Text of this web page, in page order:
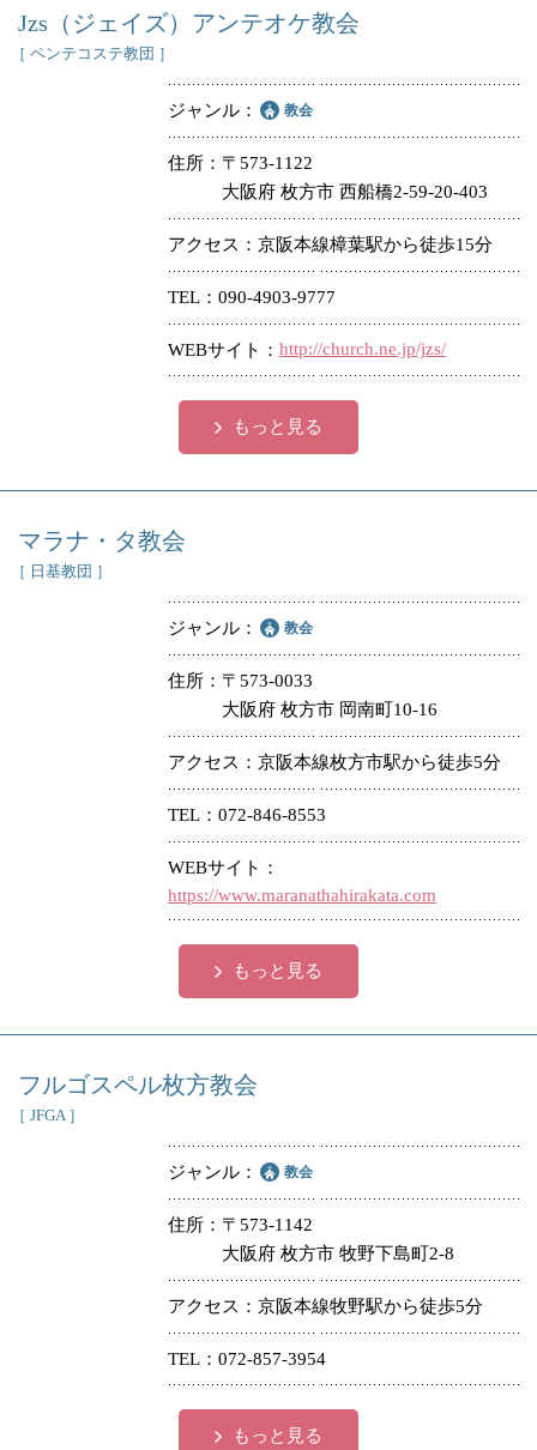
Jzs（ジェイズ）アンテオケ教会
［ ペンテコステ教団 ］
ジャンル 教会
住所
〒573-1122
大阪府 枚方市 西船橋2-59-20-403
アクセス 京阪本線樟葉駅から徒歩15分
TEL 090-4903-9777
WEBサイト http://church.ne.jp/jzs/
もっと見る
マラナ・タ教会
［ 日基教団 ］
ジャンル 教会
住所
〒573-0033
大阪府 枚方市 岡南町10-16
アクセス 京阪本線枚方市駅から徒歩5分
TEL 072-846-8553
WEBサイト
https://www.maranathahirakata.com
もっと見る
フルゴスペル枚方教会
［ JFGA ］
ジャンル 教会
住所
〒573-1142
大阪府 枚方市 牧野下島町2-8
アクセス 京阪本線牧野駅から徒歩5分
TEL 072-857-3954
もっと見る